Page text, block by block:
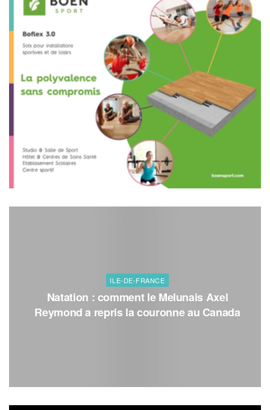
ILE-DE-FRANCE
Natation : comment le Melunais Axel
Reymond a repris la couronne au Canada